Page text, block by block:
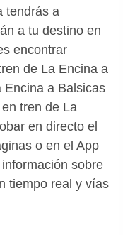
tendrás a
a tu destino en
encontrar
de La Encina a
Encina a Balsicas
tren de La
en directo el
o en el App
sobre
tiempo real y vías